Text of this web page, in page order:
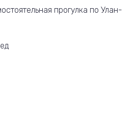
прогулка по Улан-